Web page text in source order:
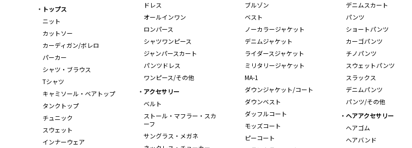
トップス
ニット
カットソー
カーディガン/ボレロ
パーカー
シャツ・ブラウス
Tシャツ
キャミソール・ベアトップ
タンクトップ
チュニック
スウェット
インナーウェア
ドレス
オールインワン
ロンパース
シャツワンピース
ジャンパースカート
パンツドレス
ワンピース/その他
ブルゾン
ベスト
ノーカラージャケット
デニムジャケット
ライダースジャケット
ミリタリージャケット
MA-1
ダウンジャケット/コート
ダウンベスト
ダッフルコート
モッズコート
ピーコート
デニムスカート
パンツ
ショートパンツ
カーゴパンツ
チノパンツ
スウェットパンツ
スラックス
デニムパンツ
パンツ/その他
アクセサリー
ベルト
ストール・マフラー・スカ
ーフ
サングラス・メガネ
ヘアアクセサリー
ヘアゴム
ヘアバンド